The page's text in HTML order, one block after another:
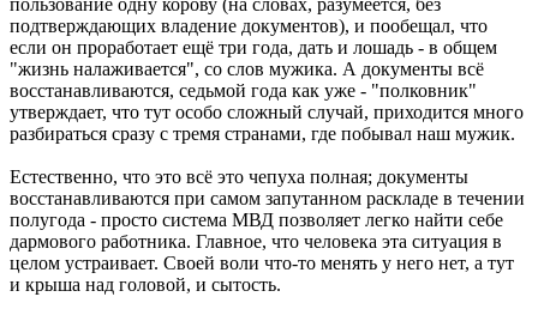
подтверждающих владение документов), и пообещал, что
если он проработает ещё три года, дать и лошадь - в общем
"жизнь налаживается", со слов мужика. А документы всё
восстанавливаются, седьмой года как уже - "полковник"
утверждает, что тут особо сложный случай, приходится много
разбираться сразу с тремя странами, где побывал наш мужик.
Естественно, что это всё это чепуха полная; документы
восстанавливаются при самом запутанном раскладе в течении
полугода - просто система МВД позволяет легко найти себе
дармового работника. Главное, что человека эта ситуация в
целом устраивает. Своей воли что-то менять у него нет, а тут
и крыша над головой, и сытость.